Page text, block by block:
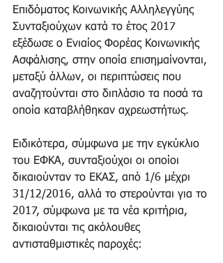
Επιδόματος Κοινωνικής Αλληλεγγύης
Συνταξιούχων κατά το έτος 2017
εξέδωσε ο Ενιαίος Φορέας Κοινωνικής
Ασφάλισης, στην οποία επισημαίνονται,
μεταξύ άλλων, οι περιπτώσεις που
αναζητούνται στο διπλάσιο τα ποσά τα
οποία καταβλήθηκαν αχρεωστήτως.
Ειδικότερα, σύμφωνα με την εγκύκλιο
του ΕΦΚΑ, συνταξιούχοι οι οποίοι
δικαιούνταν το ΕΚΑΣ, από 1/6 μέχρι
31/12/2016, αλλά το στερούνται για το
2017, σύμφωνα με τα νέα κριτήρια,
δικαιούνται τις ακόλουθες
αντισταθμιστικές παροχές: